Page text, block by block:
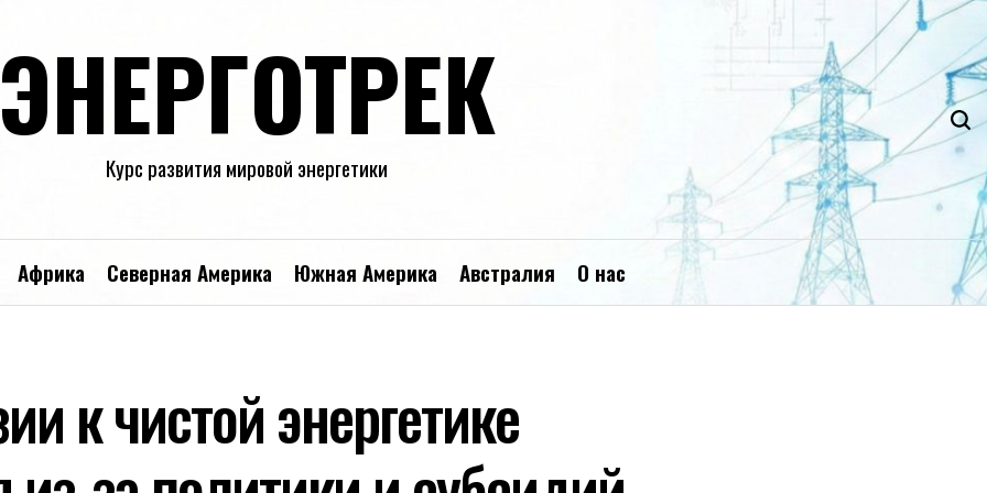
ЭНЕРГОТРЕК
Курс развития мировой энергетики
Африка Северная Америка Южная Америка Австралия О нас
к чистой энергетике